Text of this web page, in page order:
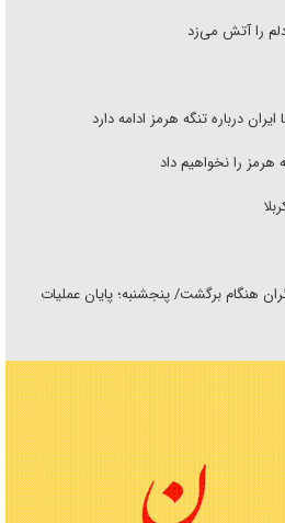
را آتش می‌زد
درباره تنگه هرمز ادامه دارد
هرمز را نخواهیم داد
هنگام برگشت/ پنجشنبه؛ پایان عملیات